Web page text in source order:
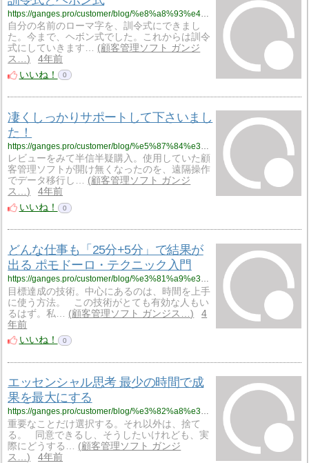
自分の名前のローマ字を、訓令式にできまし
た。今まで、ヘボン式でした。これからは訓令
式にしていきます…
顧客管理ソフト ガンジ
ス…
4年前
いいね！
0
凄くしっかりサポートして下さいまし
た！
https://ganges.pro/customer/blog/%e5%87%84%e3%81%8f%e3%81%97%e3%81%a3%e3%81%8b%e3%82%8a%e3%82%b5%e3%83%9d%e3%83%bc%e3%83%88%e3%81%97%e3%81%a6%e4%b8%8b%e3%81%95%e3%81%84%e3%81%be%e3%81%97%e3%81%9f%ef%bc%81/
レビューをみて半信半疑購入。使用していた顧
客管理ソフトが開け無くなったのを、遠隔操作
でデータ移行し…
顧客管理ソフト ガンジ
ス…
4年前
いいね！
0
どんな仕事も「25分+5分」で結果が
出る ポモドーロ・テクニック入門
https://ganges.pro/customer/blog/%e3%81%a9%e3%82%93%e3%81%aa%e4%bb%95%e4%ba%8b%e3%82%82%e3%80%8c25%e5%88%865%e5%88%86%e3%80%8d%e3%81%a7%e7%b5%90%e6%9e%9c%e3%81%8c%e5%87%ba%e3%82%8b-%e3%83%9d%e3%83%a2%e3%83%89%e3%83%bc%e3%83%ad/
目標達成の技術。中心にあるのは、時間を上手
に使う方法。 この技術がとても有効な人もい
るはず。私…
顧客管理ソフト ガンジス…
4
年前
いいね！
0
エッセンシャル思考 最少の時間で成
果を最大にする
https://ganges.pro/customer/blog/%e3%82%a8%e3%83%83%e3%82%bb%e3%83%b3%e3%82%b7%e3%83%a3%e3%83%ab%e6%80%9d%e8%80%83-%e6%9c%80%e5%b0%91%e3%81%ae%e6%99%82%e9%96%93%e3%81%a7%e6%88%90%e6%9e%9c%e3%82%92%e6%9c%80%e5%a4%a7%e3%81%ab%e3%81%99/
重要なことだけ選択する。それ以外は、捨て
る。 同意できるし、そうしたいけれども、実
際にどうする…
顧客管理ソフト ガンジ
ス…
4年前